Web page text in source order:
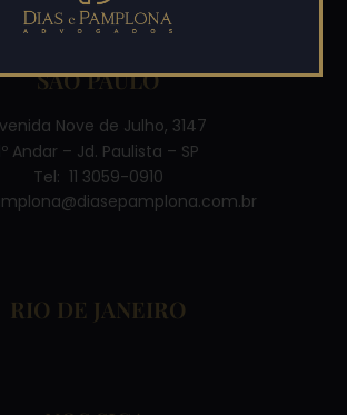
SÃO PAULO
Nove de Julho, 3147
Andar – Jd. Paulista – SP
Tel: 11 3059-0910
RIO DE JANEIRO